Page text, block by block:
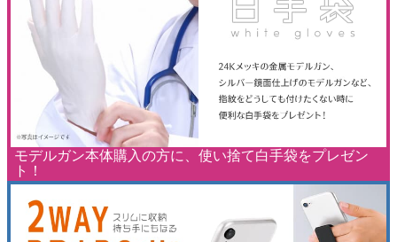
モデルガン本体購入の方に、使い捨て白手袋をプレゼン
ト！